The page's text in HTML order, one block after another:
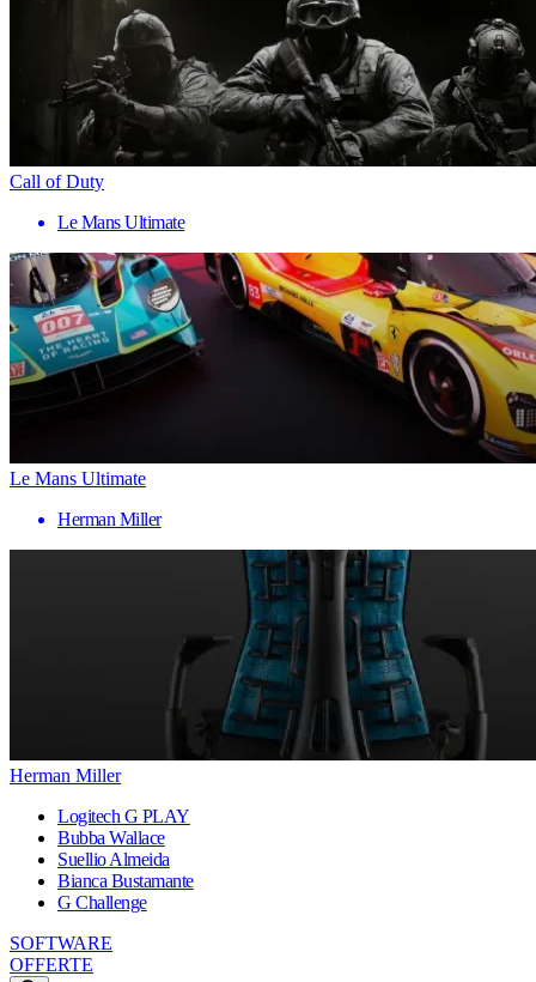
Call of Duty
Le Mans Ultimate
Le Mans Ultimate
Herman Miller
Herman Miller
Logitech G PLAY
Bubba Wallace
Suellio Almeida
Bianca Bustamante
G Challenge
SOFTWARE
OFFERTE